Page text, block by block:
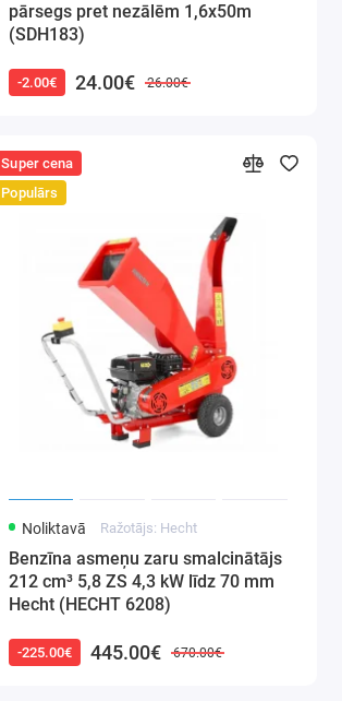
pārsegs pret nezālēm 1,6x50m
(SDH183)
-2.00€ 24.00€ 26.00€
Super cena
Populārs
Noliktavā Ražotājs: Hecht
Benzīna asmeņu zaru smalcinātājs
212 cm³ 5,8 ZS 4,3 kW līdz 70 mm
Hecht (HECHT 6208)
-225.00€ 445.00€ 670.00€